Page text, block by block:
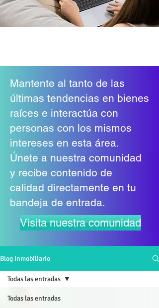
Mantente al tanto de las
últimas tendencias en bienes
raíces e interactúa con
personas con los mismos
intereses en esta área.
Únete a nuestra comunidad
y recibe contenido de
calidad directamente en tu
bandeja de entrada.
Visita nuestra comunidad
Blog Inmobiliario
Todas las entradas
Todas las entradas